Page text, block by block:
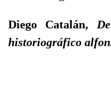
Diego Catalán,
historiográfico